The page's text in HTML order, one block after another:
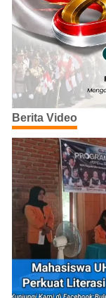
Berita Video